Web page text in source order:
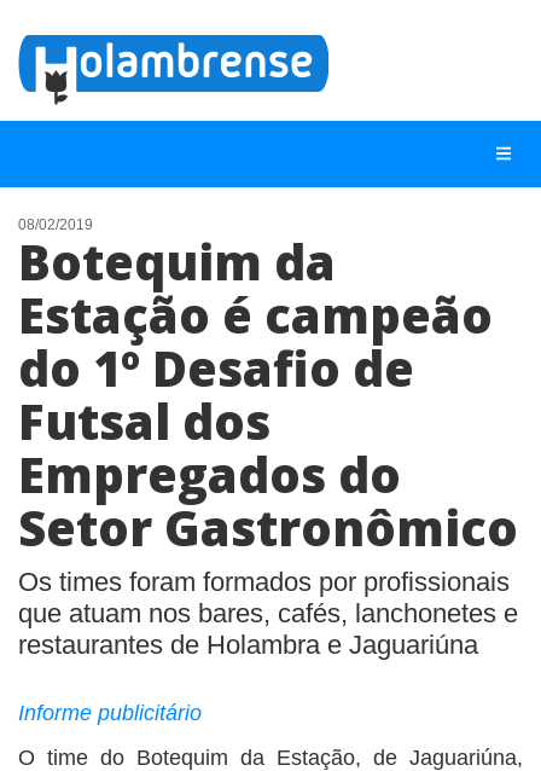
NOTÍCIAS
LISTA DIGITAL
TELEFONES ÚTEIS
ANUNCIE
BUSCAR
08/02/2019
Botequim da
Estação é campeão
do 1º Desafio de
Futsal dos
Empregados do
Setor Gastronômico
Os times foram formados por profissionais
que atuam nos bares, cafés, lanchonetes e
restaurantes de Holambra e Jaguariúna
Informe publicitário
O time do Botequim da Estação, de Jaguariúna,